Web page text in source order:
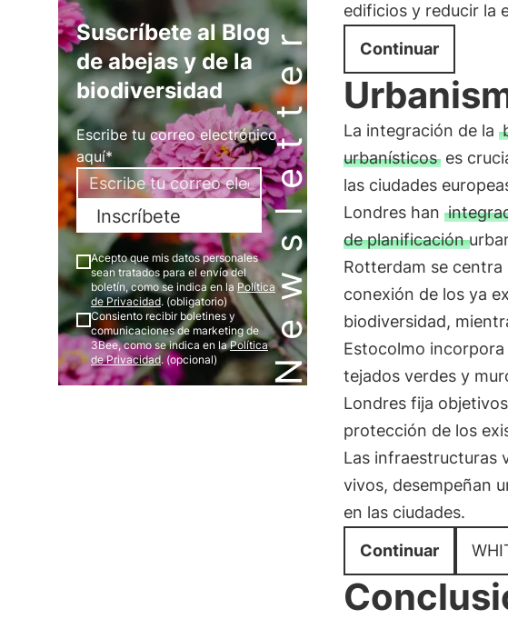
Newsletter
Suscríbete al Blog
de abejas y de la
biodiversidad
Escribe tu correo electrónico
aquí*
Inscríbete
Acepto que mis datos personales
sean tratados para el envío del
boletín, como se indica en la Política
de Privacidad. (obligatorio)
Consiento recibir boletines y
comunicaciones de marketing de
3Bee, como se indica en laPolítica
de Privacidad. (opcional)
edificios y reducir la
Continuar
La integración de la
urbanísticoses
las ciudades
Londres han
de planificación
Rotterdam se centra
conexión de los ya
biodiversidad,
Estocolmo
tejados verdes y
Londres fija
protección de los
Las infraestructuras
vivos, desempeñan
en las ciudades.
Continuar